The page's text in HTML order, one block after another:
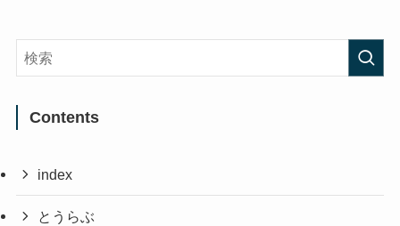
Contents
index
とうらぶ